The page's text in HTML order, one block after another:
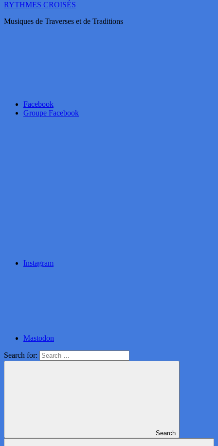
RYTHMES CROISÉS
Musiques de Traverses et de Traditions
Facebook
Groupe Facebook
Instagram
Mastodon
Search for:
Search